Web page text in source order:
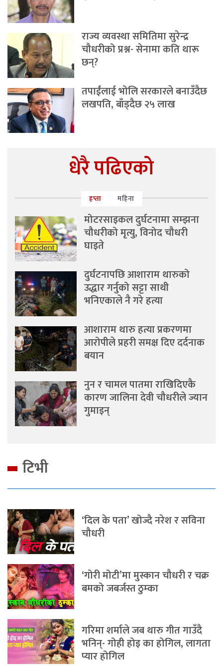
राज्य व्यवस्था समितिमा सुरेन्द्र
चौधरीको प्रश्न- सेनामा कति थारू
छन्?
तपाईंलाई भोलि सरकारले बनाउँदैछ
लखपति, बाँड्दैछ २५ लाख
धेरै पढिएको
हप्ता महिना
मोटरसाइकल दुर्घटनामा सम्झना
चौधरीको मृत्यु, विनोद चौधरी
घाइते
दुर्घटनापछि आशाराम थारुको
उद्धार गर्नुको सट्टा साथी
भनिएकाले नै गरे हत्या
आशाराम थारु हत्या प्रकरणमा
आरोपीले प्रहरी समक्ष दिए दर्दनाक
बयान
नुन र चामल पातमा राखिदिएकै
कारण जालिना देवी चौधरीले ज्यान
गुमाइन्
टिभी
‘दिल के पता’ खोज्दै नरेश र सविना
चौधरी
‘गोरी मोटी’मा मुस्कान चौधरी र चक्र
बमको जबर्जस्त ठुम्का
गरिमा शर्माले जब थारु गीत गाउँदै
भनिन्- गोही होइ का होगिल, लागता
प्यार होगिल